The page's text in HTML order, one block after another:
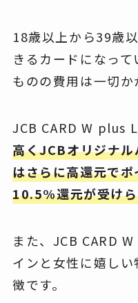
18歳以上から39歳
きるカードになっ
ものの費用は一切か
JCB CARD W plus L
高くJCBオリジナ
はさらに高還元で
10.5%還元が受け
また、JCB CARD
インと女性に嬉し
徴です。